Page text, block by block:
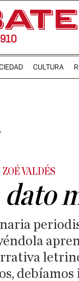
CULTURA
ZOÉ VALDÉS